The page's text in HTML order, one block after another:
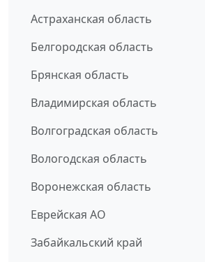
Астраханская область
Белгородская область
Брянская область
Владимирская область
Волгоградская область
Вологодская область
Воронежская область
Еврейская АО
Забайкальский край